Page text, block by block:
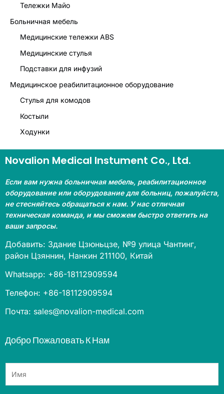
Тележки Майо
Больничная мебель
Медицинские тележки ABS
Медицинские стулья
Подставки для инфузий
Медицинское реабилитационное оборудование
Стулья для комодов
Костыли
Ходунки
Novalion Medical Instument Co., Ltd.
Если вам нужна больничная мебель, реабилитационное
оборудование или оборудование для больниц, пожалуйста,
не стесняйтесь обращаться к нам. У нас отличная
техническая команда, и мы сможем быстро ответить на
ваши запросы.
Добавить: Здание Цзюньцзе, №9 улица Чантинг,
район Цзяннин, Нанкин 211100, Китай
Whatsapp: +86-18112909594
Телефон: +86-18112909594
Почта: sales@novalion-medical.com
Добро Пожаловать К Нам